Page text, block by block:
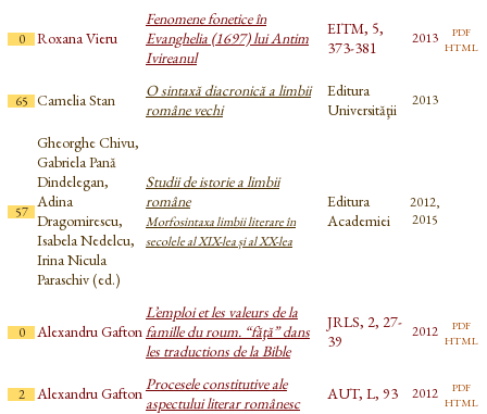
0 Roxana Vieru
Fenomene fonetice în
Evanghelia (1697) lui Antim
Ivireanul
EITM, 5,
373-381
2013 pdf
html
65 Camelia Stan
O sintaxă diacronică a limbii
române vechi
Editura
Universităţii
2013
57
Gheorghe Chivu,
Gabriela Pană
Dindelegan,
Adina
Dragomirescu,
Isabela Nedelcu,
Irina Nicula
Paraschiv (ed.)
Studii de istorie a limbii
române
Morfosintaxa limbii literare în
secolele al XIX-lea și al XX-lea
Editura
Academiei
2012,
2015
0 Alexandru Gafton
L’emploi et les valeurs de la
famille du roum. “făţă” dans
les traductions de la Bible
JRLS, 2, 27-
39
2012 pdf
html
2 Alexandru GaftonProcesele constitutive ale
aspectului literar românesc
AUT, L, 93 2012 pdf
html